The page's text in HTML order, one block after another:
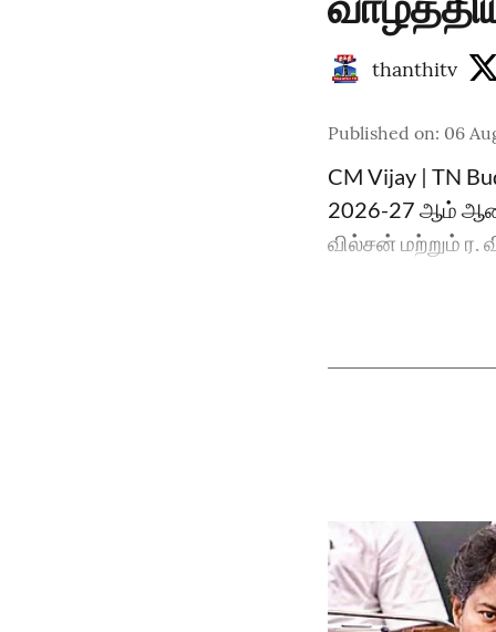
thanthitv
Published on: 06
CM Vijay | TN
2026-27 ஆம்
வில்சன் மற்றும் ர.